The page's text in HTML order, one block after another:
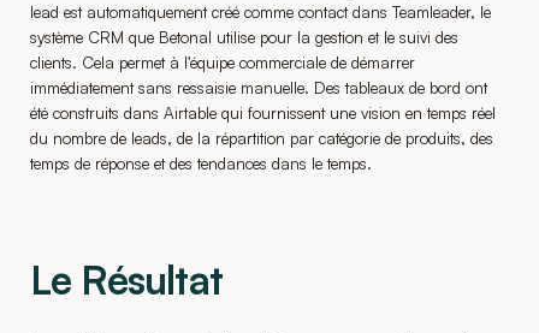
lead est automatiquement créé comme contact dans Teamleader, le
système CRM que Betonal utilise pour la gestion et le suivi des
clients. Cela permet à l’équipe commerciale de démarrer
immédiatement sans ressaisie manuelle. Des tableaux de bord ont
été construits dans Airtable qui fournissent une vision en temps réel
du nombre de leads, de la répartition par catégorie de produits, des
temps de réponse et des tendances dans le temps.
Le Résultat